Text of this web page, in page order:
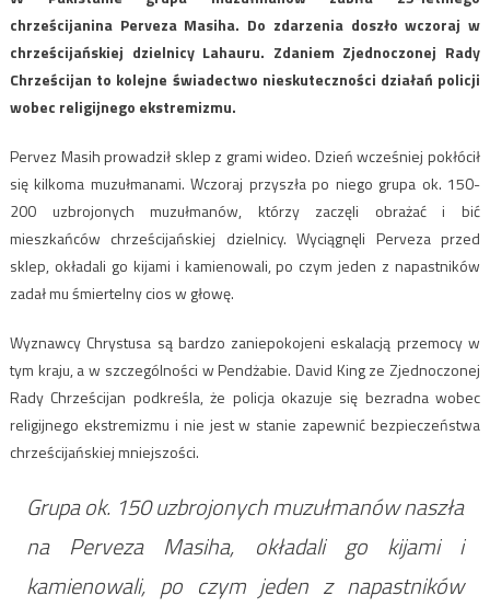
chrześcijanina Perveza Masiha. Do zdarzenia doszło wczoraj w
chrześcijańskiej dzielnicy Lahauru. Zdaniem Zjednoczonej Rady
Chrześcijan to kolejne świadectwo nieskuteczności działań policji
wobec religijnego ekstremizmu.
Pervez Masih prowadził sklep z grami wideo. Dzień wcześniej pokłócił
się kilkoma muzułmanami. Wczoraj przyszła po niego grupa ok. 150-
200 uzbrojonych muzułmanów, którzy zaczęli obrażać i bić
mieszkańców chrześcijańskiej dzielnicy. Wyciągnęli Perveza przed
sklep, okładali go kijami i kamienowali, po czym jeden z napastników
zadał mu śmiertelny cios w głowę.
Wyznawcy Chrystusa są bardzo zaniepokojeni eskalacją przemocy w
tym kraju, a w szczególności w Pendżabie. David King ze Zjednoczonej
Rady Chrześcijan podkreśla, że policja okazuje się bezradna wobec
religijnego ekstremizmu i nie jest w stanie zapewnić bezpieczeństwa
chrześcijańskiej mniejszości.
Grupa ok. 150 uzbrojonych muzułmanów naszła
na Perveza Masiha, okładali go kijami i
kamienowali, po czym jeden z napastników